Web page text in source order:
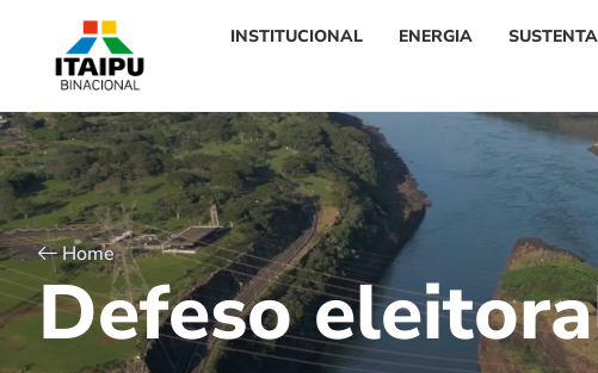
INSTITUCIONAL ENERGIA
Home
Defeso eleitora